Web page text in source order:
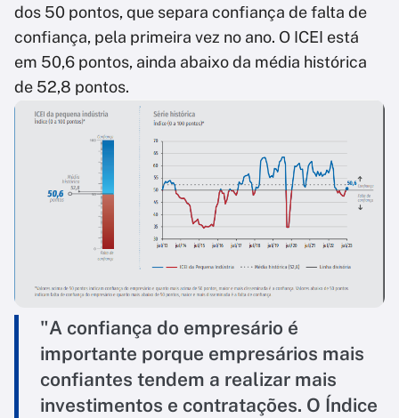
dos 50 pontos, que separa confiança de falta de
confiança, pela primeira vez no ano. O ICEI está
em 50,6 pontos, ainda abaixo da média histórica
de 52,8 pontos.
"A confiança do empresário é
importante porque empresários mais
confiantes tendem a realizar mais
investimentos e contratações. O Índice